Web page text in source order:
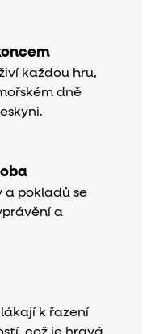
každou hru,
dně
a pokladů se
a
k řazení